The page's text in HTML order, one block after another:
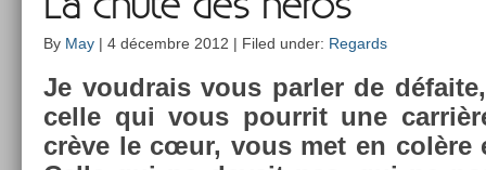
By May | 4 décembre 2012 | Filed under: Regards
Je voud­rais vous parl­er de
celle qui vous pour­rit une
crève le cœur, vous met en colère